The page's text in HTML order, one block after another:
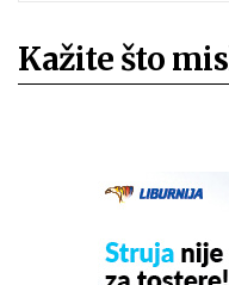
Kažite što